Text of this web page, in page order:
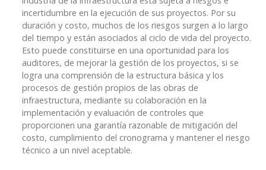
incertidumbre en la ejecución de sus proyectos. Por su
duración y costo, muchos de los riesgos surgen a lo largo
del tiempo y están asociados al ciclo de vida del proyecto.
Esto puede constituirse en una oportunidad para los
auditores, de mejorar la gestión de los proyectos, si se
logra una comprensión de la estructura básica y los
procesos de gestión propios de las obras de
infraestructura, mediante su colaboración en la
implementación y evaluación de controles que
proporcionen una garantía razonable de mitigación del
costo, cumplimiento del cronograma y mantener el riesgo
técnico a un nivel aceptable.